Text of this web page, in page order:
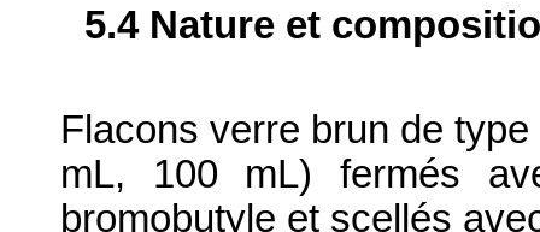
5.4 Nature et
Flacons verre brun de
mL, 100 mL) fermés
bromobutyle et scellés